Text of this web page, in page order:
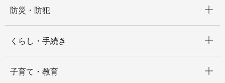
防災・防犯
くらし・手続き
子育て・教育